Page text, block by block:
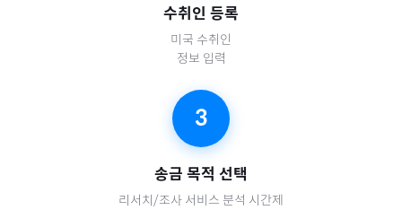
수취인 등록
미국 수취인
정보 입력
3
송금 목적 선택
리서치/조사 서비스 분석 시간제